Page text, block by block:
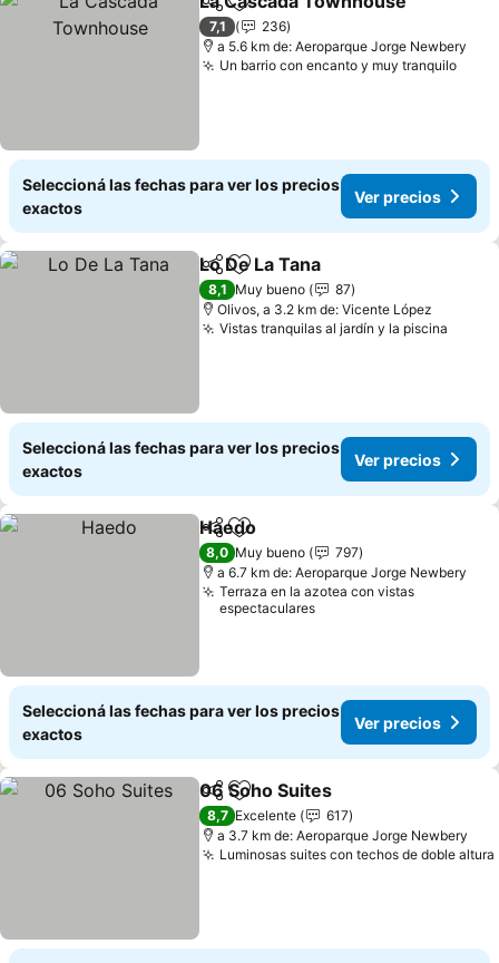
CompartirAñadir a favoritos
7,1
236
a 5.6 km de: Aeroparque Jorge Newbery
Un barrio con encanto y muy tranquilo
Seleccioná las fechas para ver los precios
exactos
Ver precios
CompartirAñadir a favoritos
Lo De La Tana
8,1 Muy bueno
87
Olivos, a 3.2 km de: Vicente López
Vistas tranquilas al jardín y la piscina
Seleccioná las fechas para ver los precios
exactos
Ver precios
CompartirAñadir a favoritos
Haedo
8,0 Muy bueno
797
a 6.7 km de: Aeroparque Jorge Newbery
Terraza en la azotea con vistas
espectaculares
Seleccioná las fechas para ver los precios
exactos
Ver precios
CompartirAñadir a favoritos
06 Soho Suites
8,7 Excelente
617
a 3.7 km de: Aeroparque Jorge Newbery
Luminosas suites con techos de doble altura